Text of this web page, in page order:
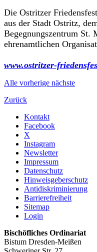
Die Ostritzer
aus der Stadt Ostritz,
Begegnungszentrum St.
ehrenamtlichen
www.ostritzer-
Alle vorherige nächste
Zurück
Kontakt
Facebook
X
Instagram
Newsletter
Impressum
Datenschutz
Hinweisgeberschutz
Antidiskriminierung
Barrierefreiheit
Sitemap
Login
Bischöfliches Ordinariat
Bistum Dresden-Meißen